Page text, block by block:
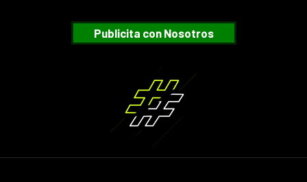
Publicita con Nosotros
Suscribete